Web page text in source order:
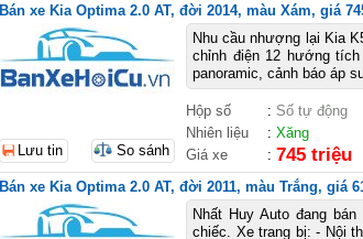
Bán xe Kia Optima 2.0 AT, đời 2014, màu Xám, giá
Nhu cầu nhượng lại Kia
chỉnh điện 12 hướng
panoramic, cảnh báo áp
Hộp số : Số tự động
Nhiên liệu
: Xăng
Giá xe
: 745 triệu
Lưu tin So sánh
Bán xe Kia Optima 2.0 AT, đời 2011, màu Trắng, giá
Nhất Huy Auto đang
chiếc. Xe trang bị: - Nội